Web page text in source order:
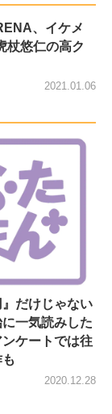
、イケメ
杖悠仁の高ク
2021.01.06
』だけじゃない
に一気読みした
ケートでは往
2020.12.28